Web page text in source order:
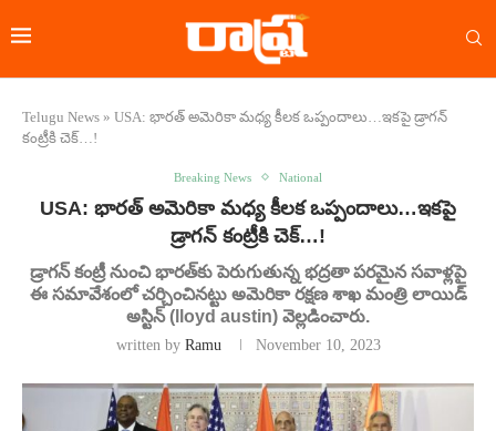
Telugu News » USA: భారత్ అమెరికా మధ్య కీలక ఒప్పందాలు…ఇకపై డ్రాగన్
కంట్రీకి చెక్…!
Breaking News National
USA: భారత్ అమెరికా మధ్య కీలక ఒప్పందాలు…ఇకపై
డ్రాగన్ కంట్రీకి చెక్…!
డ్రాగన్ కంట్రీ నుంచి భారత్‌కు పెరుగుతున్న భద్రతా పరమైన సవాళ్లపై
ఈ సమావేశంలో చర్చించినట్టు అమెరికా రక్షణ శాఖ మంత్రి లాయిడ్
అస్టిన్ (lloyd austin) వెల్లడించారు.
written by Ramu November 10, 2023